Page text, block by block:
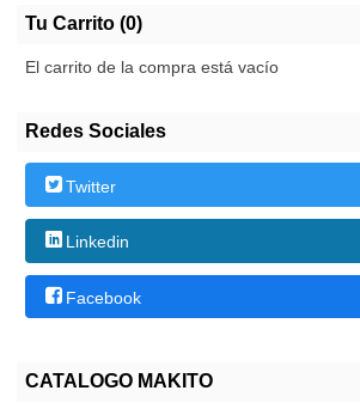
Tu Carrito (0)
El carrito de la compra está vacío
Redes Sociales
Twitter
Linkedin
Facebook
CATALOGO MAKITO